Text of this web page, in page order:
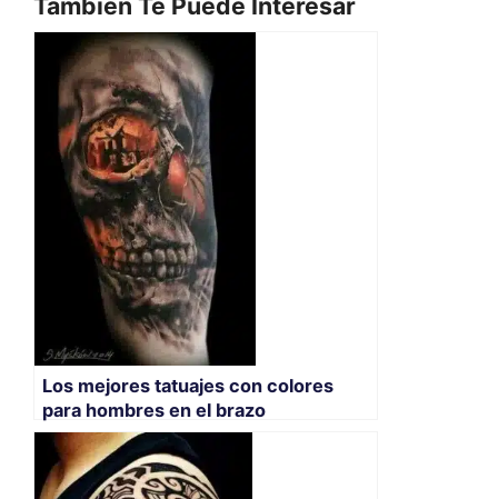
Los mejores tatuajes con colores
para hombres en el brazo